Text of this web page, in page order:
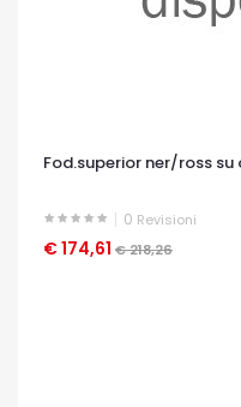
Fod.superior ner/ross su
0 Revisioni
€ 174,61 € 218,26
OCCHIATA VELOCE